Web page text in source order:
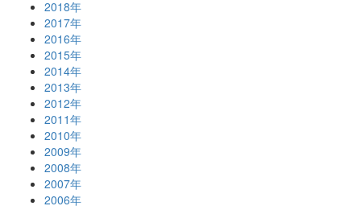
2018年
2017年
2016年
2015年
2014年
2013年
2012年
2011年
2010年
2009年
2008年
2007年
2006年